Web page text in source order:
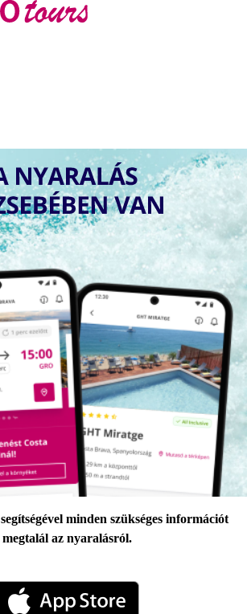
Last Minute
minden szükséges információt
megtalál az nyaralásról.